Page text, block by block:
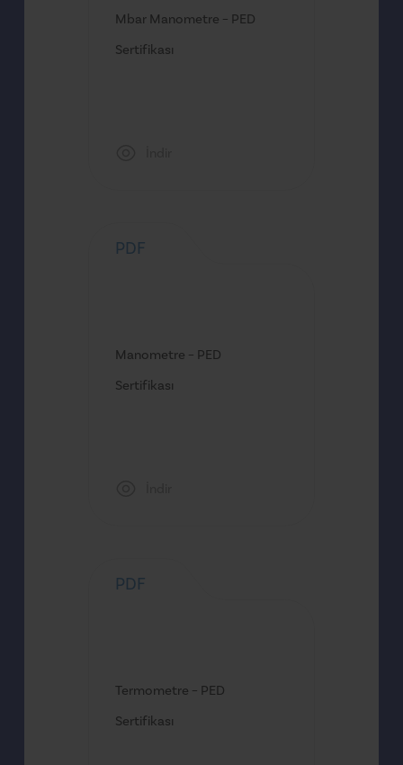
Mbar Manometre – PED
Sertifikası
PDF
Manometre – PED
Sertifikası
PDF
Termometre – PED
Sertifikası